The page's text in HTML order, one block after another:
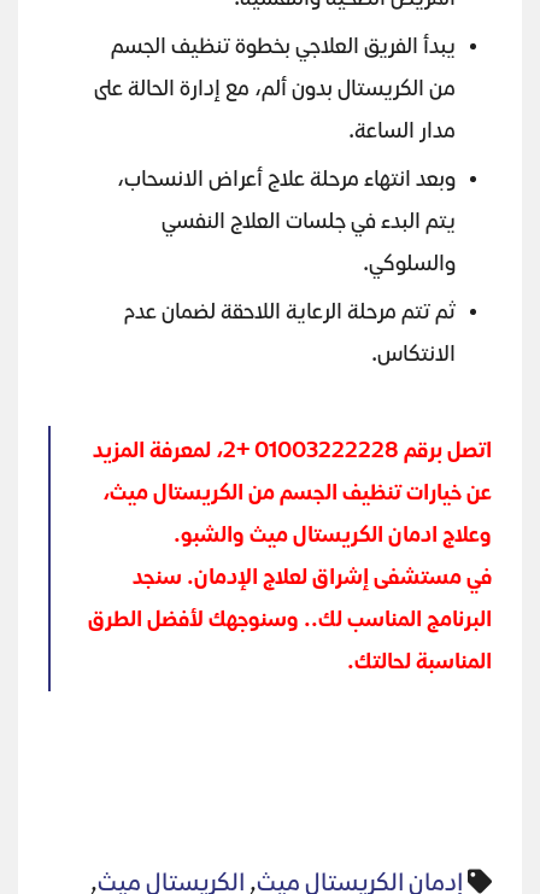
يبدأ الفريق العلاجي بخطوة تنظيف الجسم
من الكريستال بدون ألم، مع إدارة الحالة على
مدار الساعة.
وبعد انتهاء مرحلة علاج أعراض الانسحاب،
يتم البدء في جلسات العلاج النفسي
والسلوكي.
ثم تتم مرحلة الرعاية اللاحقة لضمان عدم
الانتكاس.
اتصل برقم 01003222228 +2، لمعرفة المزيد
عن خيارات تنظيف الجسم من الكريستال ميث،
وعلاج ادمان الكريستال ميث والشبو.
فيمستشفى إشراق لعلاج الإدمان. سنجد
البرنامج المناسب لك.. وسنوجهك لأفضل الطرق
المناسبة لحالتك.
إدمان الكريستال ميث, الكريستال ميث,